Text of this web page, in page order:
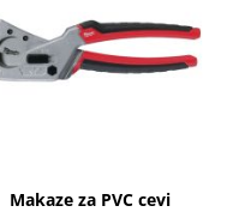
Makaze za PVC cevi